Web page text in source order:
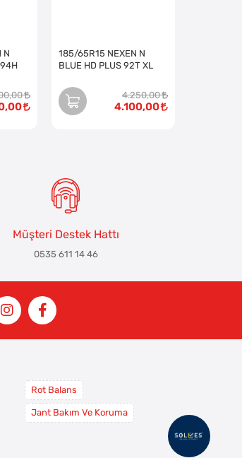
N
185/65R15 NEXEN N
BLUE HD PLUS 92T XL
4.250,00
4.100,00
Müşteri Destek Hattı
0535 611 14 46
Rot Balans
Jant Bakım Ve Koruma